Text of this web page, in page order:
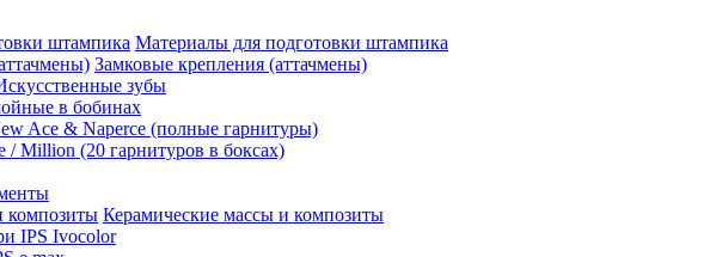
Материалы для подготовки штампика
Замковые крепления (аттачмены)
зубы
в бобинах
Ace & Naperce (полные гарнитуры)
/ Million (20 гарнитуров в боксах)
Керамические массы и композиты
IPS Ivocolor